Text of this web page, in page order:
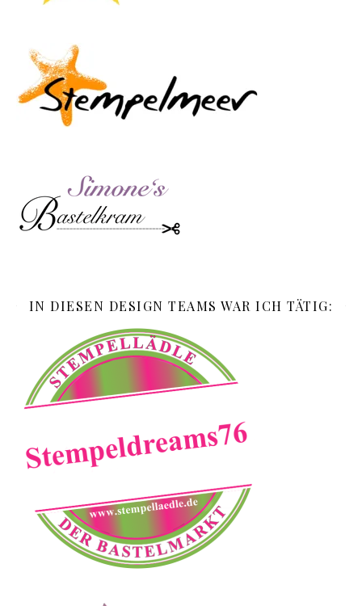
IN DIESEN DESIGN TEAMS WAR ICH TÄTIG: